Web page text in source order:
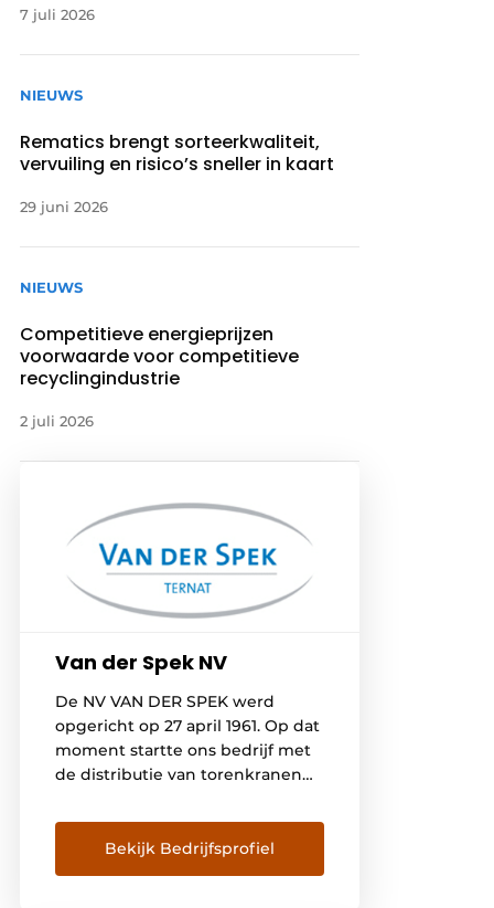
7 juli 2026
NIEUWS
Rematics brengt sorteerkwaliteit,
vervuiling en risico’s sneller in kaart
29 juni 2026
NIEUWS
Competitieve energieprijzen
voorwaarde voor competitieve
recyclingindustrie
2 juli 2026
Van der Spek NV
De NV VAN DER SPEK werd
opgericht op 27 april 1961. Op dat
moment startte ons bedrijf met
de distributie van torenkranen
kleine kantoor in hartje Brussel
werd snel vervangen door een
geschikte locatie in Overijse
Bekijk Bedrijfsprofiel